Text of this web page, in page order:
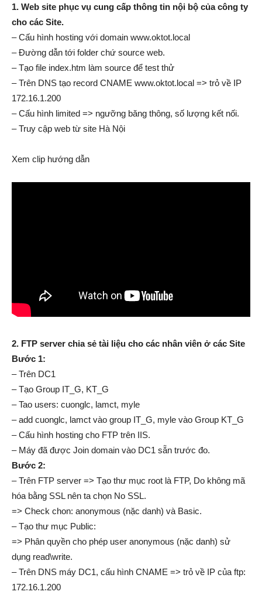
1. Web site phục vụ cung cấp thông tin nội bộ của công ty
cho các Site.
– Cấu hình hosting với domain www.oktot.local
– Đường dẫn tới folder chứ source web.
– Tạo file index.htm làm source để test thử
– Trên DNS tạo record CNAME www.oktot.local => trỏ về IP
172.16.1.200
– Cấu hình limited => ngưỡng băng thông, số lượng kết nối.
– Truy cập web từ site Hà Nội
Xem clip hướng dẫn
2. FTP server chia sẻ tài liệu cho các nhân viên ở các Site
Bước 1:
– Trên DC1
– Tạo Group IT_G, KT_G
– Tao users: cuonglc, lamct, myle
– add cuonglc, lamct vào group IT_G, myle vào Group KT_G
– Cấu hình hosting cho FTP trên IIS.
– Máy đã được Join domain vào DC1 sẵn trước đo.
Bước 2:
– Trên FTP server => Tạo thư mục root là FTP, Do không mã
hóa bằng SSL nên ta chọn No SSL.
=> Check chon: anonymous (nặc danh) và Basic.
– Tạo thư mục Public:
=> Phân quyền cho phép user anonymous (nặc danh) sử
dụng read\write.
– Trên DNS máy DC1, cấu hình CNAME => trỏ về IP của ftp:
172.16.1.200